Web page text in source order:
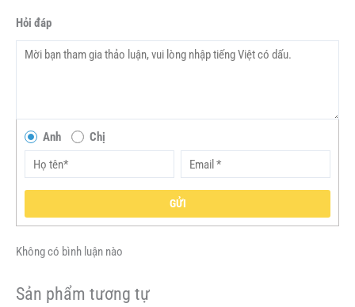
Hỏi đáp
Anh Chị
GỬI
Không có bình luận nào
Sản phẩm tương tự